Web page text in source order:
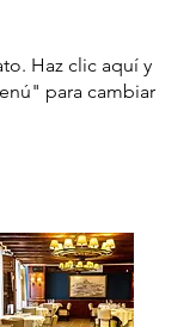
Haz clic aquí y
para cambiar